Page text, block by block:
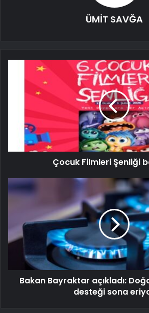
ÜMİT SAVĞA
Çocuk Filmleri Şenliği
Bakan Bayraktar açıkladı:
desteği sona